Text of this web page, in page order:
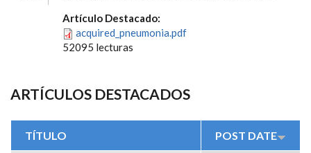
Artículo Destacado:
acquired_pneumonia.pdf
52095 lecturas
ARTÍCULOS DESTACADOS
TÍTULO POST DATE